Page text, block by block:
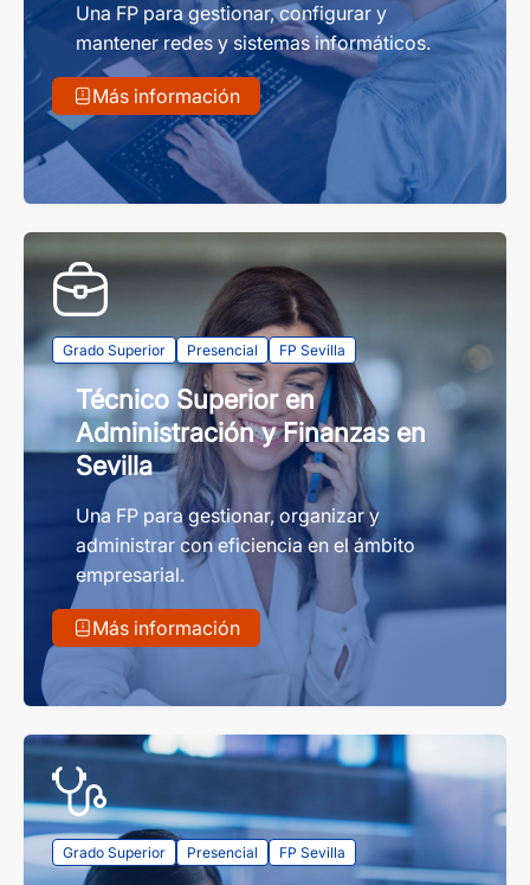
Una FP para gestionar, configurar y
mantener redes y sistemas informáticos.
Más información
Grado Superior Presencial FP Sevilla
Técnico Superior en
Administración y Finanzas en
Sevilla
Una FP para gestionar, organizar y
administrar con eficiencia en el ámbito
empresarial.
Más información
Grado Superior Presencial FP Sevilla